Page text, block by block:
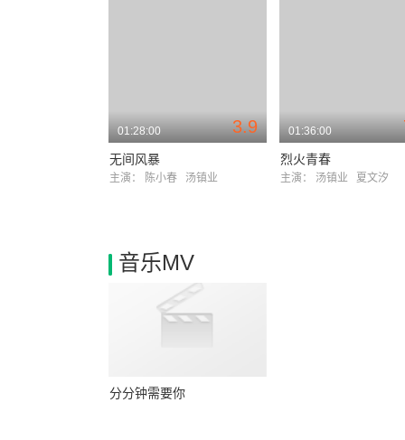
3.9
01:28:00
无间风暴
主演： 陈小春 汤镇业
01:36:00
烈火青春
主演： 汤镇业 夏文汐
音乐MV
分分钟需要你